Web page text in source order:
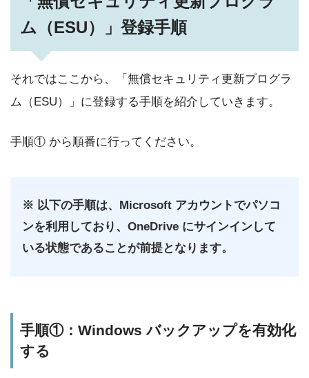
ム（ESU）」登録手順
それではここから、「無償セキュリティ更新プログラ
ム（ESU）」に登録する手順を紹介していきます。
手順① から順番に行ってください。
※ 以下の手順は、Microsoft アカウントでパソコ
ンを利用しており、OneDrive にサインインして
いる状態であることが前提となります。
手順①：Windows バックアップを有効化
する